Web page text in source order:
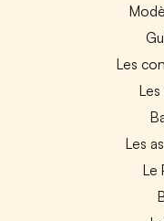
Les
Les
Le